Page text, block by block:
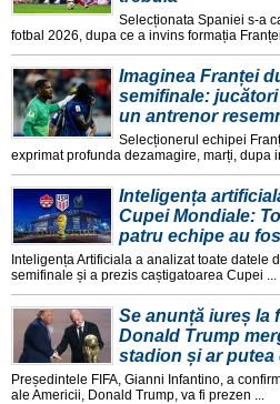
Selecționata Spaniei s-a
fotbal 2026, dupa ce a invins formația
Imaginea Franței
semifinale:
un antrenor
Selecționerul echipei
exprimat profunda dezamagire, marți, dupa
Inteligența
Cupei Mondiale:
patru echipe au
Inteligența Artificiala a analizat toate datele
semifinale și a prezis caștigatoarea Cupei ...
Se anunță iureș la
Donald Trump
stadion și ar
Președintele FIFA, Gianni Infantino, a
ale Americii, Donald Trump, va fi prezen ...